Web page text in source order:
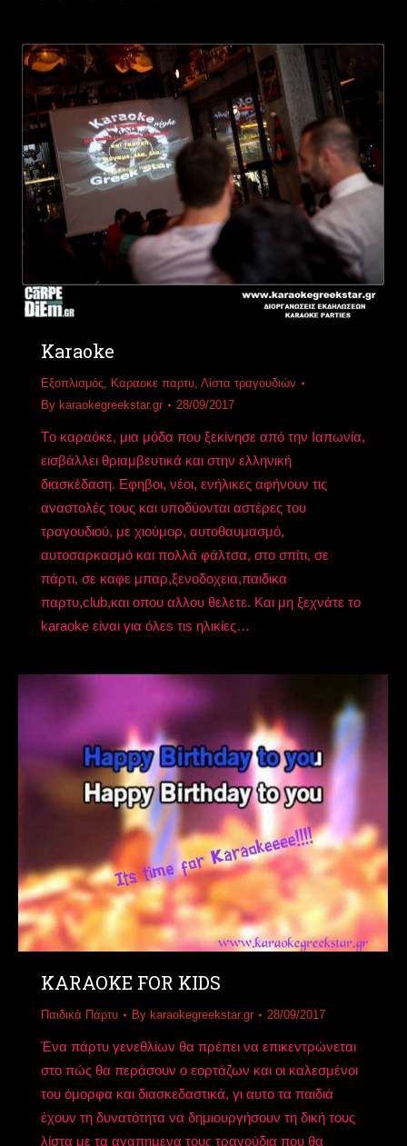
Karaoke
Εξοπλισμός, Καραοκε παρτυ, Λίστα τραγουδιών
By karaokegreekstar.gr 28/09/2017
Tο καραόκε, μια μόδα που ξεκίνησε από την Iαπωνία,
εισβάλλει θριαμβευτικά και στην ελληνική
διασκέδαση. Eφηβοι, νέοι, ενήλικες αφήνουν τις
αναστολές τους και υποδύονται αστέρες του
τραγουδιού, με χιούμορ, αυτοθαυμασμό,
αυτοσαρκασμό και πολλά φάλτσα, στο σπίτι, σε
πάρτι, σε καφε μπαρ,ξενοδοχεια,παιδικα
παρτυ,club,και οπου αλλου θελετε. Και μη ξεχνάτε το
karaoke είναι για όλεs τιs ηλικίες…
KARAOKE FOR KIDS
Παιδικά Πάρτυ By karaokegreekstar.gr 28/09/2017
Ένα πάρτυ γενεθλίων θα πρέπει να επικεντρώνεται
στο πώς θα περάσουν ο εορτάζων και οι καλεσμένοι
του όμορφα και διασκεδαστικά, γι αυτο τα παιδιά
έχουν τη δυνατότητα να δημιουργήσουν τη δική τους
λίστα με τα αγαπημενα τους τραγούδια που θα